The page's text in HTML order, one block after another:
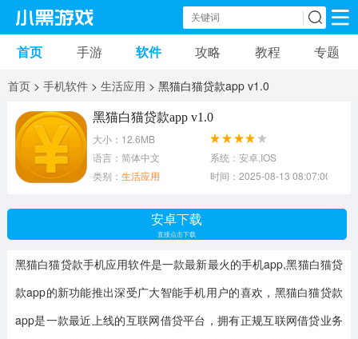
手机游戏 手机软件
安卓游戏
益智游戏 音乐游戏 传奇游戏
模拟游戏
策略游戏 文字游戏 角色扮演
首页 手游 软件 攻略 教程 专题
首页 > 手机软件 > 生活应用 > 黑猫白猫贷款app v1.0
黑猫白猫贷款app v1.0
大小：12.6MB
语言：简体中文
系统：安卓,IOS
类别： 生活应用 时间：2025-08-13 08:07:00
安卓下载
直接点击下载
黑猫白猫贷款手机应用软件是一款最新最火的手机app,黑猫白猫贷
款app的新功能推出深受广大智能手机用户的喜欢，黑猫白猫贷款
app是一款最近上线的互联网借贷平台，拥有正规互联网借贷业务